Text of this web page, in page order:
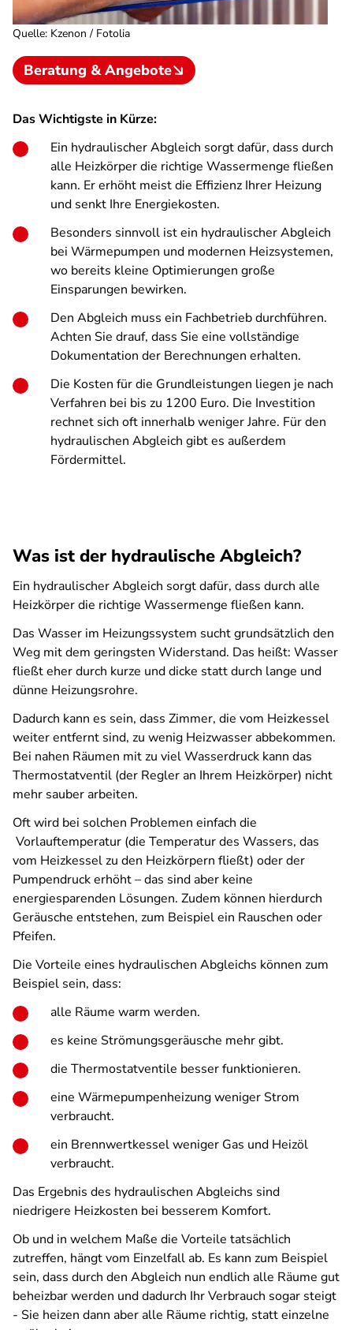
Quelle: Kzenon / Fotolia
Beratung & Angebote
Das Wichtigste in Kürze:
Ein hydraulischer Abgleich sorgt dafür, dass durch
alle Heizkörper die richtige Wassermenge fließen
kann. Er erhöht meist die Effizienz Ihrer Heizung
und senkt Ihre Energiekosten.
Besonders sinnvoll ist ein hydraulischer Abgleich
bei Wärmepumpen und modernen Heizsystemen,
wo bereits kleine Optimierungen große
Einsparungen bewirken.
Den Abgleich muss ein Fachbetrieb durchführen.
Achten Sie drauf, dass Sie eine vollständige
Dokumentation der Berechnungen erhalten.
Die Kosten für die Grundleistungen liegen je nach
Verfahren bei bis zu 1200 Euro. Die Investition
rechnet sich oft innerhalb weniger Jahre. Für den
hydraulischen Abgleich gibt es außerdem
Fördermittel.
Was ist der hydraulische Abgleich?
Ein hydraulischer Abgleich sorgt dafür, dass durch alle
Heizkörper die richtige Wassermenge fließen kann.
Das Wasser im Heizungssystem sucht grundsätzlich den
Weg mit dem geringsten Widerstand. Das heißt: Wasser
fließt eher durch kurze und dicke statt durch lange und
dünne Heizungsrohre.
Dadurch kann es sein, dass Zimmer, die vom Heizkessel
weiter entfernt sind, zu wenig Heizwasser abbekommen.
Bei nahen Räumen mit zu viel Wasserdruck kann das
Thermostatventil (der Regler an Ihrem Heizkörper) nicht
mehr sauber arbeiten.
Oft wird bei solchen Problemen einfach die
Vorlauftemperatur (die Temperatur des Wassers, das
vom Heizkessel zu den Heizkörpern fließt) oder der
Pumpendruck erhöht – das sind aber keine
energiesparenden Lösungen. Zudem können hierdurch
Geräusche entstehen, zum Beispiel ein Rauschen oder
Pfeifen.
Die Vorteile eines hydraulischen Abgleichs können zum
Beispiel sein, dass:
alle Räume warm werden.
es keine Strömungsgeräusche mehr gibt.
die Thermostatventile besser funktionieren.
eine Wärmepumpenheizung weniger Strom
verbraucht.
ein Brennwertkessel weniger Gas und Heizöl
verbraucht.
Das Ergebnis des hydraulischen Abgleichs sind
niedrigere Heizkosten bei besserem Komfort.
Ob und in welchem Maße die Vorteile tatsächlich
zutreffen, hängt vom Einzelfall ab. Es kann zum Beispiel
sein, dass durch den Abgleich nun endlich alle Räume gut
beheizbar werden und dadurch Ihr Verbrauch sogar steigt
- Sie heizen dann aber alle Räume richtig, statt einzelne